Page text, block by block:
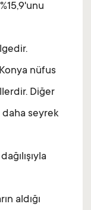
nüfus
Diğer
seyrek
aldığı